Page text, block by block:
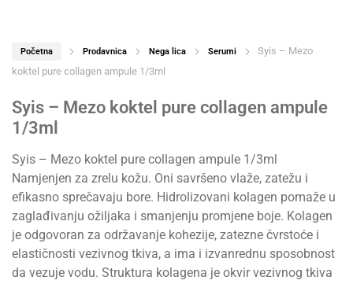
Početna Prodavnica Nega lica Serumi
Syis – Mezo
koktel pure collagen ampule 1/3ml
Syis – Mezo koktel pure collagen ampule
1/3ml
Syis – Mezo koktel pure collagen ampule 1/3ml
Namjenjen za zrelu kožu. Oni savršeno vlaže, zatežu i
efikasno sprečavaju bore. Hidrolizovani kolagen pomaže u
zaglađivanju ožiljaka i smanjenju promjene boje. Kolagen
je odgovoran za održavanje kohezije, zatezne čvrstoće i
elastičnosti vezivnog tkiva, a ima i izvanrednu sposobnost
da vezuje vodu. Struktura kolagena je okvir vezivnog tkiva